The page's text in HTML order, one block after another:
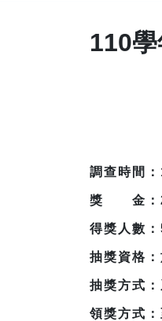
110
調查時間
獎 金：
得獎人數
抽獎資格
抽獎方式
領獎方式